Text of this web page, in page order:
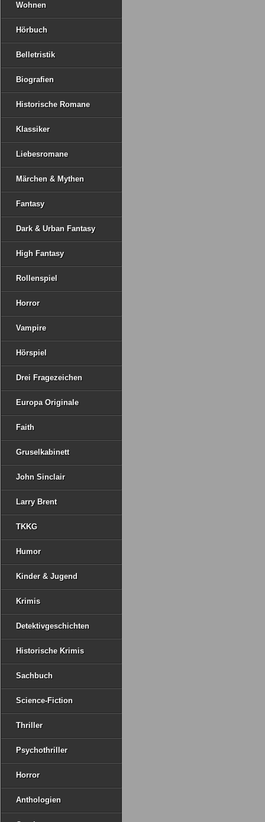
Wohnen
Hörbuch
Belletristik
Biografien
Historische Romane
Klassiker
Liebesromane
Märchen & Mythen
Fantasy
Dark & Urban Fantasy
High Fantasy
Rollenspiel
Horror
Vampire
Hörspiel
Drei Fragezeichen
Europa Originale
Faith
Gruselkabinett
John Sinclair
Larry Brent
TKKG
Humor
Kinder & Jugend
Krimis
Detektivgeschichten
Historische Krimis
Sachbuch
Science-Fiction
Thriller
Psychothriller
Horror
Anthologien